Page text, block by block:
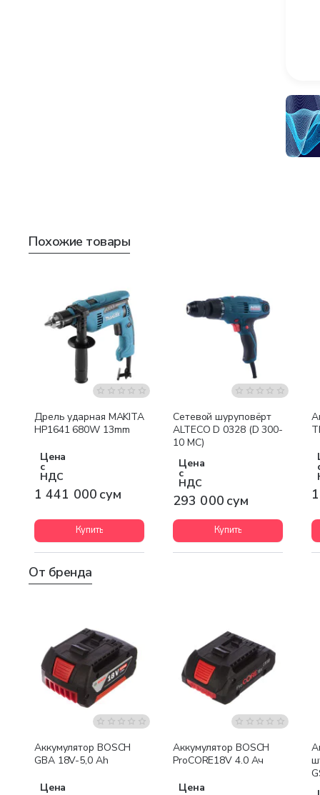
Похожие товары
Бесплатная доставка
Дрель ударная MAKITA
HP1641 680W 13mm
Цена
с
НДС
1 441 000 сум
Купить
Сетевой шуруповёрт
ALTECO D 0328 (D 300-
10 MC)
Цена
с
НДС
293 000 сум
Купить
От бренда
Бесплатная доставка
Аккумулятор BOSCH
GBA 18V-5,0 Ah
Цена
Бесплатная доставка
Аккумулятор BOSCH
ProCORE18V 4.0 Ач
Цена